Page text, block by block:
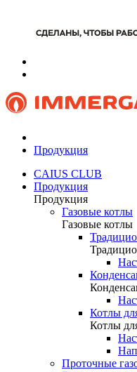
Продукция
CAIUS CLUB
Продукция
Продукция
Газовые котлы
Газовые котлы
Котлы
Котлы
Проточные